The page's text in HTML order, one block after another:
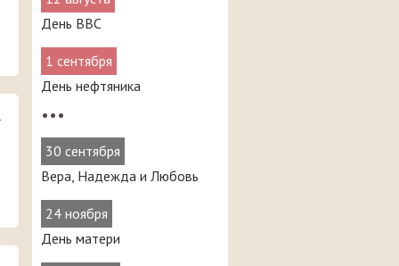
День ВВС
1 сентября
День нефтяника
•••
30 сентября
Вера, Надежда и Любовь
24 ноября
День матери